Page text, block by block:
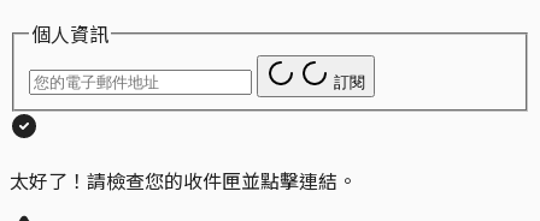
個人資訊
訂閱
太好了！請檢查您的收件匣並點擊連結。